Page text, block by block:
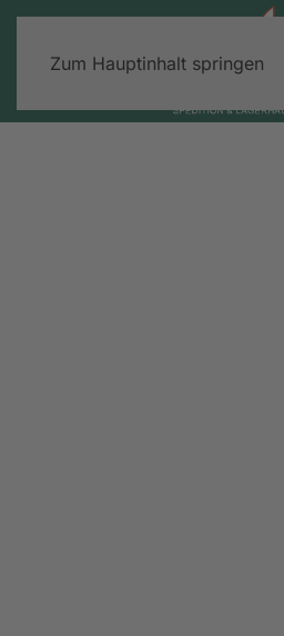
Zum Hauptinhalt springen